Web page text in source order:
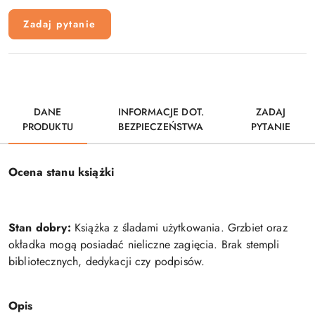
Zadaj pytanie
DANE
PRODUKTU
INFORMACJE DOT.
BEZPIECZEŃSTWA
ZADAJ
PYTANIE
Ocena stanu książki
Stan dobry: Książka z śladami użytkowania. Grzbiet oraz
okładka mogą posiadać nieliczne zagięcia. Brak stempli
bibliotecznych, dedykacji czy podpisów.
Opis